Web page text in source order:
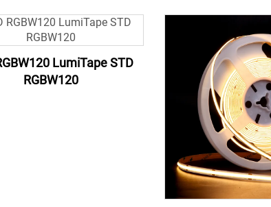
LumiTape STD
RGBW120